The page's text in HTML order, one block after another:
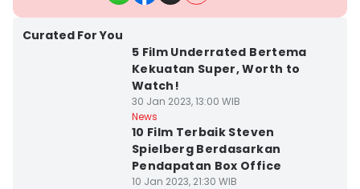
Curated For You
5 Film Underrated Bertema
Kekuatan Super, Worth to
Watch!
30 Jan 2023, 13:00 WIB
News
10 Film Terbaik Steven
Spielberg Berdasarkan
Pendapatan Box Office
10 Jan 2023, 21:30 WIB